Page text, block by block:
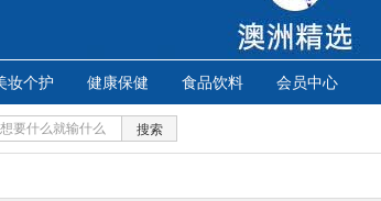
妆个护 健康保健 食品饮料 会员中心
搜索